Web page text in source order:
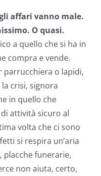
affari vanno male.
O quasi.
a quello che si ha in
compra e vende.
parrucchiera o lapidi,
crisi, signora
in quello che
attività sicuro al
volta che ci sono
si respira un’aria
placche funerarie,
non aiuta, certo,